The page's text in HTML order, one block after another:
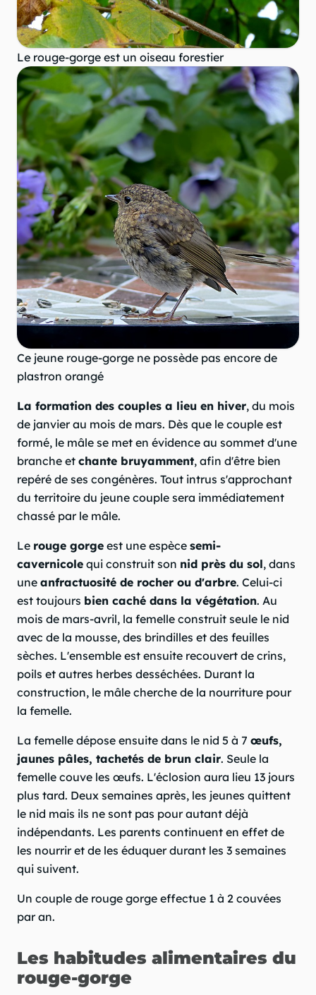
Le rouge-gorge est un oiseau forestier
Ce jeune rouge-gorge ne possède pas encore de
plastron orangé
La formation des couples a lieu en hiver, du mois
de janvier au mois de mars. Dès que le couple est
formé, le mâle se met en évidence au sommet d'une
branche et chante bruyamment, afin d'être bien
repéré de ses congénères. Tout intrus s'approchant
du territoire du jeune couple sera immédiatement
chassé par le mâle.
Le rouge gorge est une espèce semi-
cavernicole qui construit son nid près du sol, dans
une anfractuosité de rocher ou d'arbre. Celui-ci
est toujours bien caché dans la végétation. Au
mois de mars-avril, la femelle construit seule le nid
avec de la mousse, des brindilles et des feuilles
sèches. L'ensemble est ensuite recouvert de crins,
poils et autres herbes desséchées. Durant la
construction, le mâle cherche de la nourriture pour
la femelle.
La femelle dépose ensuite dans le nid 5 à 7 œufs,
jaunes pâles, tachetés de brun clair. Seule la
femelle couve les œufs. L'éclosion aura lieu 13 jours
plus tard. Deux semaines après, les jeunes quittent
le nid mais ils ne sont pas pour autant déjà
indépendants. Les parents continuent en effet de
les nourrir et de les éduquer durant les 3 semaines
qui suivent.
Un couple de rouge gorge effectue 1 à 2 couvées
par an.
Les habitudes alimentaires du
rouge-gorge